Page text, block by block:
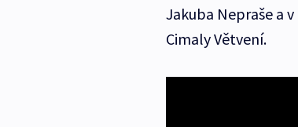
Jakuba Nepraše a v
Cimaly Větvení.